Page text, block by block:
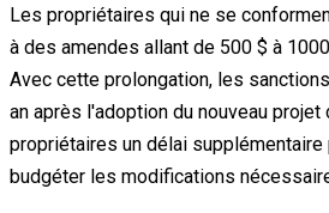
Les propriétaires qui ne se
à des amendes allant de 500 $ à
Avec cette prolongation, les
an après l'adoption du nouveau projet
propriétaires un délai
budgéter les modifications